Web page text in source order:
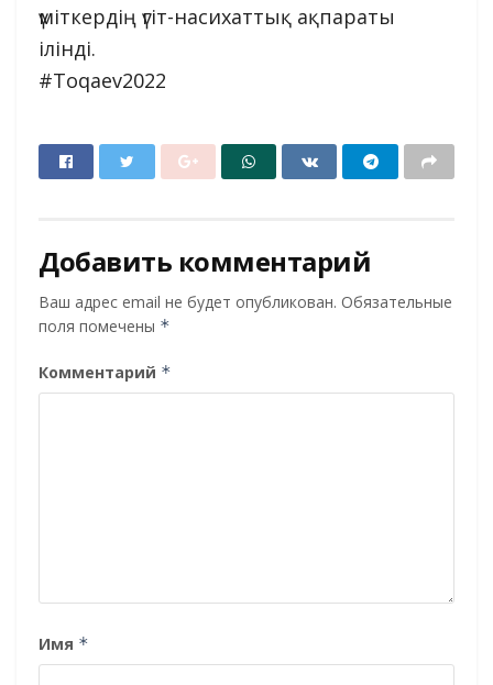
үміткердің үгіт-насихаттық ақпараты
ілінді.
#Toqaev2022
Добавить комментарий
Ваш адрес email не будет опубликован. Обязательные
поля помечены *
Комментарий *
Имя *